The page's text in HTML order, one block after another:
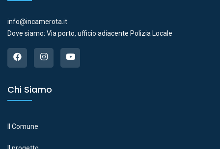
info@incamerota.it
Dove siamo: Via porto, ufficio adiacente Polizia Locale
Chi Siamo
Il Comune